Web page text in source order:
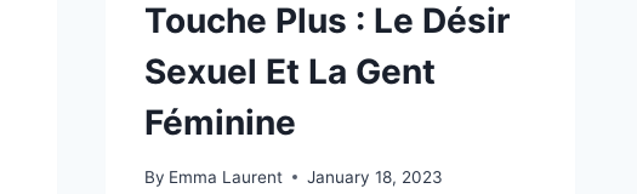
Touche Plus : Le Désir
Sexuel Et La Gent
Féminine
By Emma Laurent January 18, 2023